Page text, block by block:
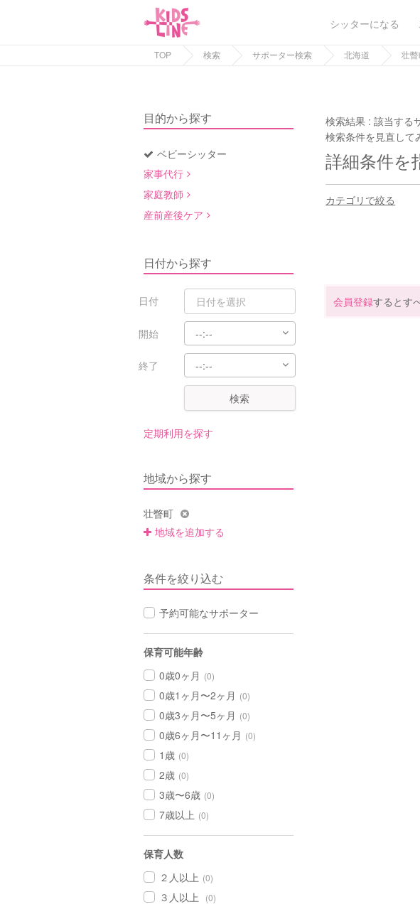
シッターになる
TOP 検索 サポーター検索 北海道 壮
目的から探す
ベビーシッター
家事代行
家庭教師
産前産後ケア
日付から探す
日付
開始
終了
検索
定期利用を探す
地域から探す
壮瞥町
地域を追加する
条件を絞り込む
予約可能なサポーター
保育可能年齢
0歳0ヶ月 (0)
0歳1ヶ月〜2ヶ月 (0)
0歳3ヶ月〜5ヶ月 (0)
0歳6ヶ月〜11ヶ月 (0)
1歳 (0)
2歳 (0)
3歳〜6歳 (0)
7歳以上 (0)
保育人数
２人以上 (0)
３人以上 (0)
検索結果 :該当する
検索条件を見直して
詳細条件を
カテゴリで絞る
会員登録するとす